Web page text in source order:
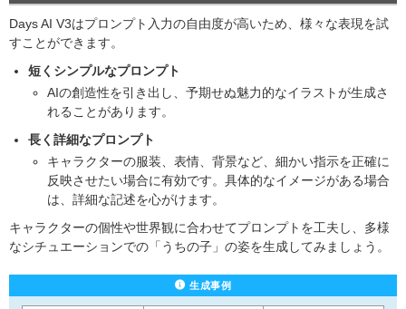
Days AI V3はプロンプト入力の自由度が高いため、様々な表現を試
すことができます。
短くシンプルなプロンプト
AIの創造性を引き出し、予期せぬ魅力的なイラストが生成さ
れることがあります。
長く詳細なプロンプト
キャラクターの服装、表情、背景など、細かい指示を正確に
反映させたい場合に有効です。具体的なイメージがある場合
は、詳細な記述を心がけます。
キャラクターの個性や世界観に合わせてプロンプトを工夫し、多様
なシチュエーションでの「うちの子」の姿を生成してみましょう。
生成事例